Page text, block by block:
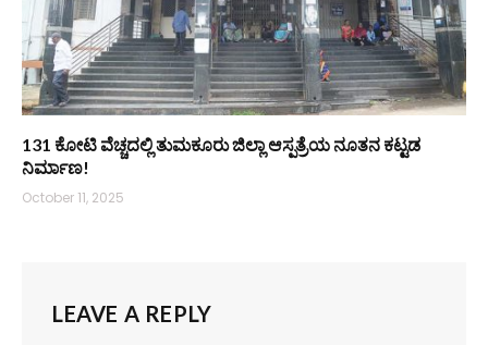
131 ಕೋಟಿ ವೆಚ್ಚದಲ್ಲಿ ತುಮಕೂರು ಜಿಲ್ಲಾ ಆಸ್ಪತ್ರೆಯ ನೂತನ ಕಟ್ಟಡ
ನಿರ್ಮಾಣ!
October 11, 2025
LEAVE A REPLY